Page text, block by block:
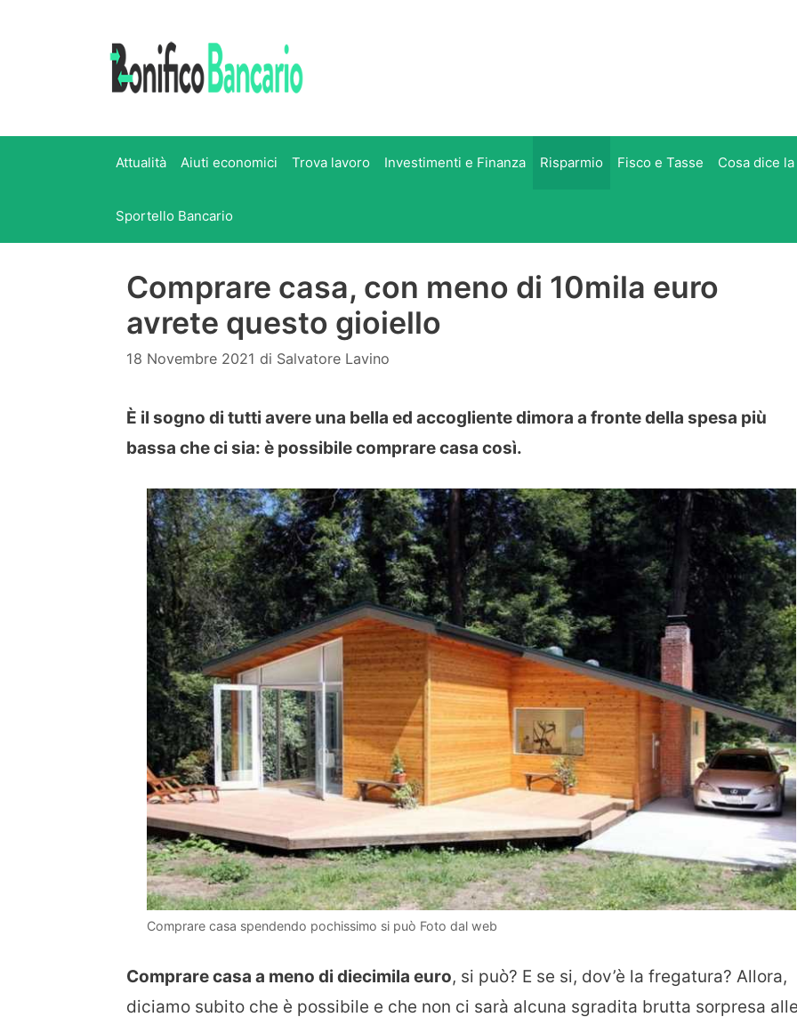
Attualità Aiuti economici Trova lavoro Investimenti e Finanza Risparmio Fisco e Tasse Cosa dice
Sportello Bancario
Comprare casa, con meno di 10mila euro
avrete questo gioiello
18 Novembre 2021 di Salvatore Lavino
È il sogno di tutti avere una bella ed accogliente dimora a fronte della spesa più
bassa che ci sia: è possibile comprare casa così.
Comprare casa spendendo pochissimo si può Foto dal web
Comprare casa a meno di diecimila euro, si può? E se si, dov’è la fregatura? Allora,
diciamo subito che è possibile e che non ci sarà alcuna sgradita brutta sorpresa